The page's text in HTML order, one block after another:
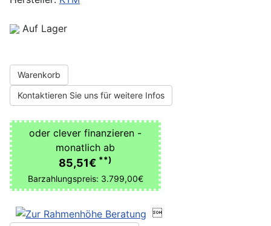
Auf Lager
Warenkorb
Kontaktieren Sie uns für weitere Infos
oder clever finanzieren -
monatlich ab
85,51€ **)
Barzahlungspreis: 3.799,00€
